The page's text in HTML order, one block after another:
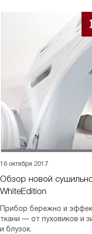
16 октября 2017
Обзор новой
WhiteEdition
Прибор бережно и
ткани — от пуховиков и
и блузок.